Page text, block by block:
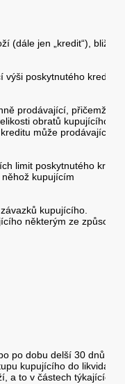
(dále jen „kredit“), bližší
poskytnutého kreditu
prodávající, přičemž
obratů kupujícího za
může prodávající
limit poskytnutého kreditu,
kupujícím
kupujícího.
některým ze způsobů
po dobu delší 30 dnů,
kupujícího do likvidace,
a to v částech týkajících se